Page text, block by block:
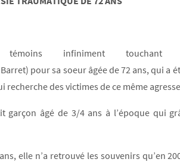
infiniment touchant
pour sa soeur âgée de 72 ans, qui a
des victimes de ce même
garçon âgé de 3/4 ans à l’époque qui
elle n’a retrouvé les souvenirs qu’en